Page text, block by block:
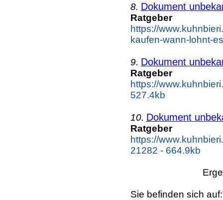
8. Dokument
Ratgeber
https://
kaufen-wann-lohnt-
9. Dokument
Ratgeber
https://
527.4kb
10. Dokument
Ratgeber
https://
21282 - 664.9kb
Sie befinden sich